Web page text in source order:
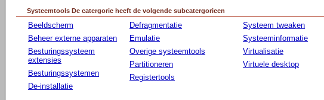
Systeemtools De catergorie heeft de volgende subcatergorieen
Beeldscherm
Beheer externe apparaten
Besturingssysteem
extensies
Besturingssystemen
De-installatie
Defragmentatie
Emulatie
Overige systeemtools
Partitioneren
Registertools
Systeem tweaken
Systeeminformatie
Virtualisatie
Virtuele desktop